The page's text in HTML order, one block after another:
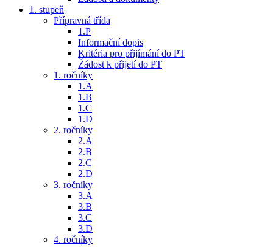
1. stupeň
Přípravná třída
1.P
Informační dopis
Kritéria pro přijímání do PT
Žádost k přijetí do PT
1. ročníky
1.A
1.B
1.C
1.D
2. ročníky
2.A
2.B
2.C
2.D
3. ročníky
3.A
3.B
3.C
3.D
4. ročníky